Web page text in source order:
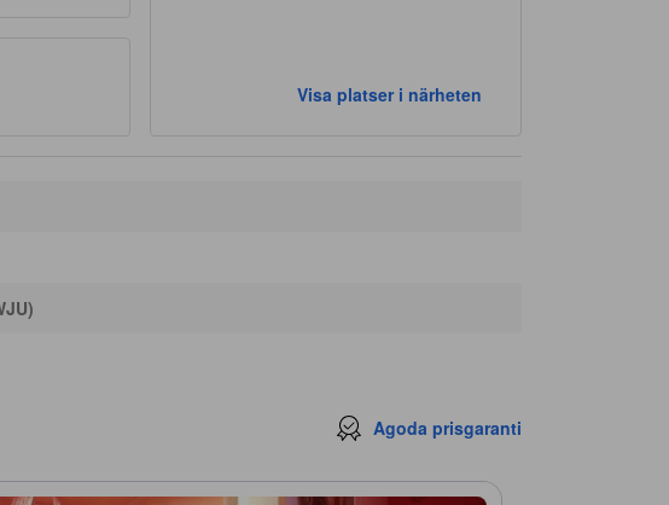
Visa platser i närheten
Agoda prisgaranti